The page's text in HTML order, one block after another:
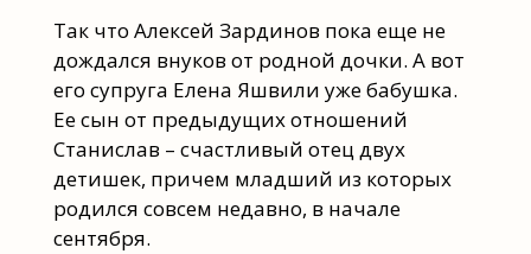
Так что Алексей Зардинов пока еще не
дождался внуков от родной дочки. А вот
его супруга Елена Яшвили уже бабушка.
Ее сын от предыдущих отношений
Станислав – счастливый отец двух
детишек, причем младший из которых
родился совсем недавно, в начале
сентября.